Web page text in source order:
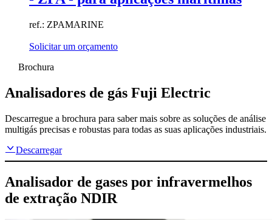
ref.: ZPAMARINE
Solicitar um orçamento
Brochura
Analisadores de gás Fuji Electric
Descarregue a brochura para saber mais sobre as soluções de análise
multigás precisas e robustas para todas as suas aplicações industriais.
Descarregar
Analisador de gases por infravermelhos
de extração NDIR